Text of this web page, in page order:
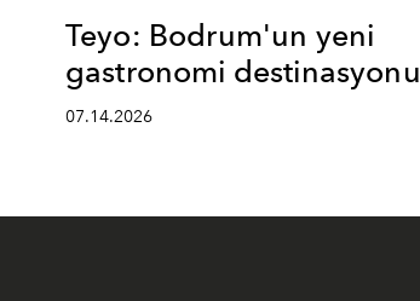
Teyo: Bodrum'un yeni
gastronomi destinasyonu
07.14.2026